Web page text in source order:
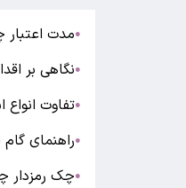
●مدت
●نگاهی بر
●تفاوت
●راهنمای
●چک رمزدار